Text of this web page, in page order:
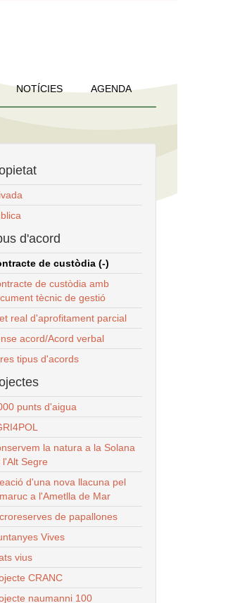
NOTÍCIES AGENDA
d'acord
de custòdia (-)
de custòdia amb
tècnic de gestió
real d'aprofitament parcial
acord/Acord verbal
tipus d'acords
punts d'aigua
la natura a la Solana
l'Alt Segre
d'una nova llacuna pel
a l'Ametlla de Mar
de papallones
Vives
vius
CRANC
naumanni 100